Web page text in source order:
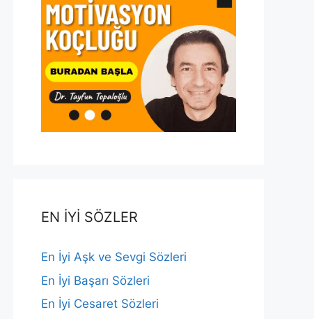
EN İYİ SÖZLER
En İyi Aşk ve Sevgi Sözleri
En İyi Başarı Sözleri
En İyi Cesaret Sözleri